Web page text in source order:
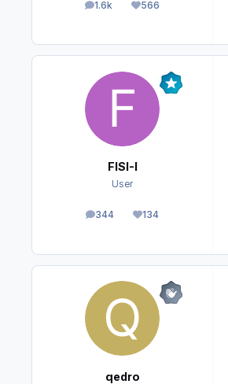
1.6k
Beiträge 566
Reputation
FISI-I
User
344
Beiträge 134
Reputation
qedro